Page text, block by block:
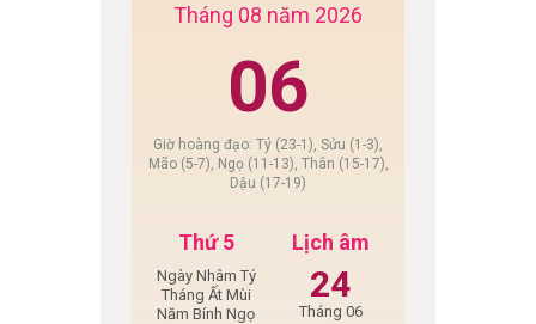
Tháng 08 năm 2026
06
Giờ hoàng đạo: Tý (23-1), Sửu (1-3),
Mão (5-7), Ngọ (11-13), Thân (15-17),
Dậu (17-19)
Thứ 5
Ngày Nhâm Tý
Tháng Ất Mùi
Năm Bính Ngọ
Lịch âm
24
Tháng 06